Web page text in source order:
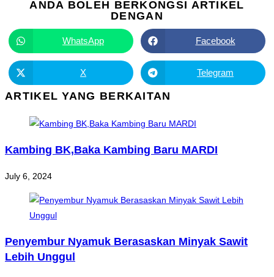
ANDA BOLEH BERKONGSI ARTIKEL
DENGAN
WhatsApp Facebook
X Telegram
ARTIKEL YANG BERKAITAN
Kambing BK,Baka Kambing Baru MARDI
July 6, 2024
Penyembur Nyamuk Berasaskan Minyak Sawit
Lebih Unggul